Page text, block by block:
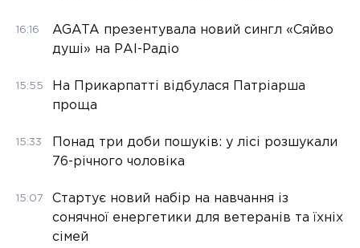
16:16
AGATA презентувала новий сингл «Сяйво
душі» на РАІ-Радіо
15:55
На Прикарпатті відбулася Патріарша
проща
15:33
Понад три доби пошуків: у лісі розшукали
76-річного чоловіка
15:07
Стартує новий набір на навчання із
сонячної енергетики для ветеранів та їхніх
сімей